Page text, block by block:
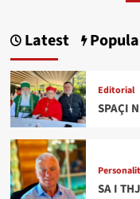
Latest
Editorial
SPAÇI
SA I